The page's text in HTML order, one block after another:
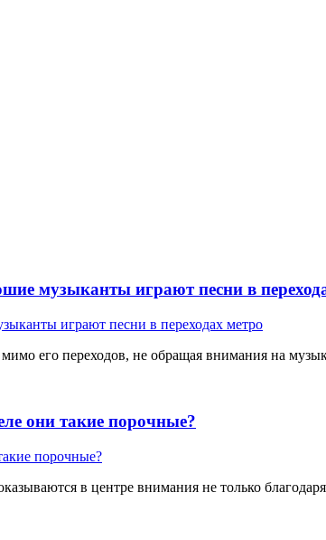
музыканты играют песни в
его переходов, не обращая внимания на
они такие порочные?
в центре внимания не только